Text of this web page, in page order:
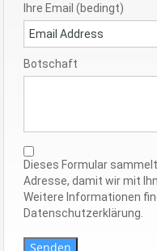
Ihre Email (bedingt)
Botschaft
Dieses Formular
Adresse, damit wir mit
Weitere Informationen
Datenschutzerklärung.
Senden